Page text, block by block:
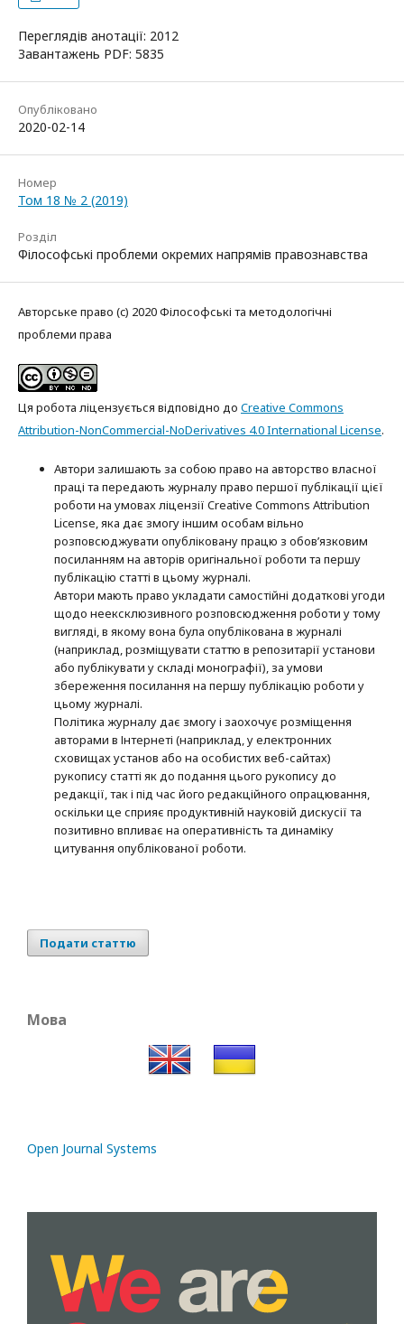
Переглядів анотації: 2012
Завантажень PDF: 5835
Опубліковано
2020-02-14
Номер
Том 18 № 2 (2019)
Розділ
Філософські проблеми окремих напрямів правознавства
Авторське право (c) 2020 Філософські та методологічні
проблеми права
Ця робота ліцензується відповідно до Creative Commons
Attribution-NonCommercial-NoDerivatives 4.0 International License.
Автори залишають за собою право на авторство власної
праці та передають журналу право першої публікації цієї
роботи на умовах ліцензії Creative Commons Attribution
License, яка дає змогу іншим особам вільно
розповсюджувати опубліковану працю з обов’язковим
посиланням на авторів оригінальної роботи та першу
публікацію статті в цьому журналі.
Автори мають право укладати самостійні додаткові угоди
щодо неексклюзивного розповсюдження роботи у тому
вигляді, в якому вона була опублікована в журналі
(наприклад, розміщувати статтю в репозитарії установи
або публікувати у складі монографії), за умови
збереження посилання на першу публікацію роботи у
цьому журналі.
Політика журналу дає змогу і заохочує розміщення
авторами в Інтернеті (наприклад, у електронних
сховищах установ або на особистих веб-сайтах)
рукопису статті як до подання цього рукопису до
редакції, так і під час його редакційного опрацювання,
оскільки це сприяє продуктивній науковій дискусії та
позитивно впливає на оперативність та динаміку
цитування опублікованої роботи.
Подати статтю
Мова
Open Journal Systems